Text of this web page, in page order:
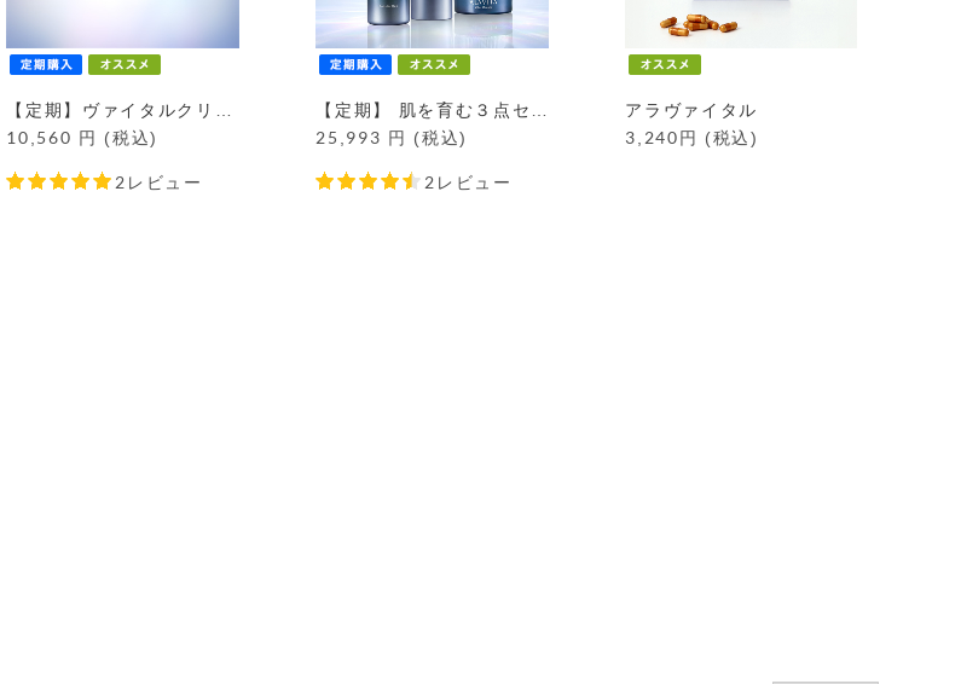
10,560 円 (税込)
2レビュー
25,993 円 (税込)
2レビュー
アラヴァイタル
3,240円 (税込)